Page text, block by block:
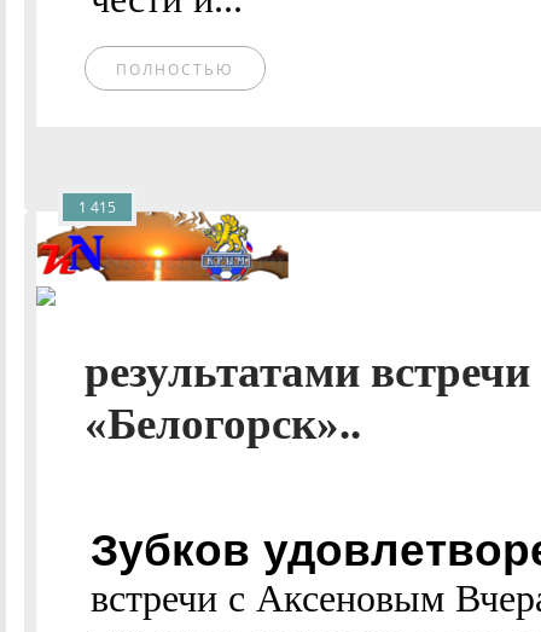
ПОЛНОСТЬЮ
результатами
«Белогорск»..
Зубков
встречи с Аксеновым
1 415